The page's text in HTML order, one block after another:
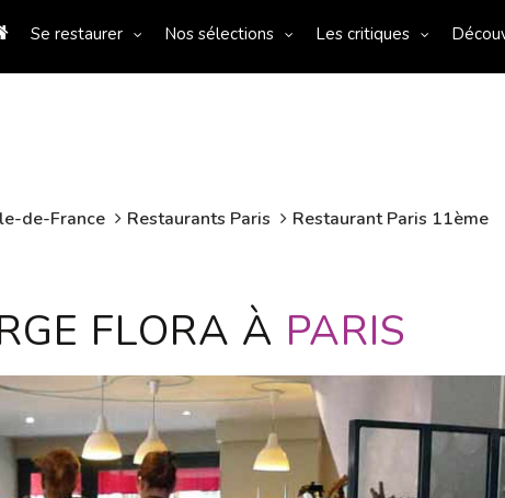
Se restaurer Nos sélections Les critiques
de-France Restaurants Paris
Restaurant Paris 11ème
FLORA À PARIS